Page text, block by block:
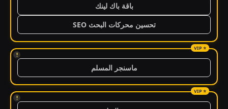
باقة باك لينك
تحسين محركات البحث SEO
!
ماسنجر المسلم
!